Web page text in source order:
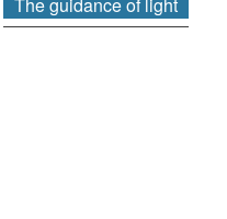
The guidance of light